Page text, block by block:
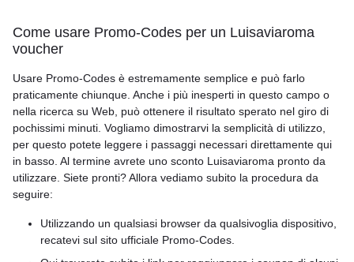
Come usare Promo-Codes per un Luisaviaroma
voucher
Usare Promo-Codes è estremamente semplice e può farlo
praticamente chiunque. Anche i più inesperti in questo campo o
nella ricerca su Web, può ottenere il risultato sperato nel giro di
pochissimi minuti. Vogliamo dimostrarvi la semplicità di utilizzo,
per questo potete leggere i passaggi necessari direttamente qui
in basso. Al termine avrete uno sconto Luisaviaroma pronto da
utilizzare. Siete pronti? Allora vediamo subito la procedura da
seguire:
Utilizzando un qualsiasi browser da qualsivoglia dispositivo,
recatevi sul sito ufficiale Promo-Codes.